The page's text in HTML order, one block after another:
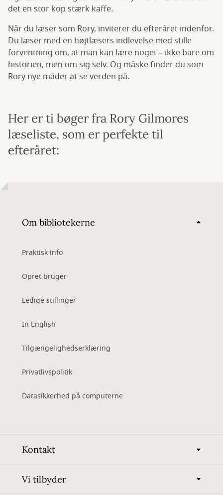
det en stor kop stærk kaffe.
Når du læser som Rory, inviterer du efteråret indenfor.
Du læser med en højtlæsers indlevelse med stille
forventning om, at man kan lære noget – ikke bare om
historien, men om sig selv. Og måske finder du som
Rory nye måder at se verden på.
Her er ti bøger fra Rory Gilmores
læseliste, som er perfekte til
efteråret:
Om bibliotekerne
Praktisk info
Opret bruger
Ledige stillinger
In English
Tilgængelighedserklæring
Privatlivspolitik
Datasikkerhed på computerne
Kontakt
Vi tilbyder